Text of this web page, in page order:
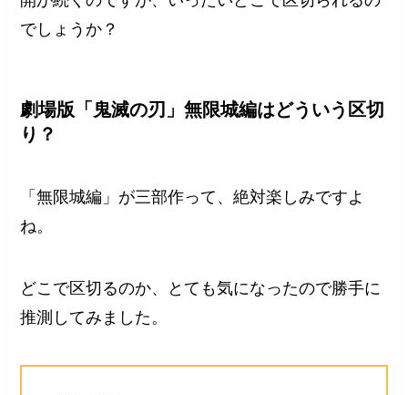
でしょうか？
劇場版「鬼滅の刃」無限城編はどういう区切
り？
「無限城編」が三部作って、絶対楽しみですよ
ね。
どこで区切るのか、とても気になったので勝手に
推測してみました。